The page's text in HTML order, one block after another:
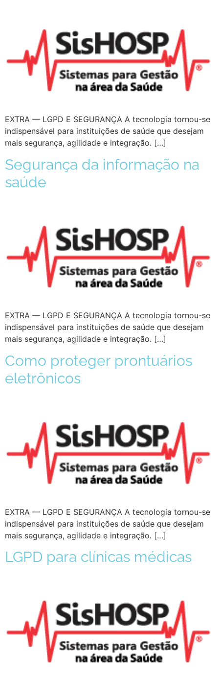
EXTRA — LGPD E SEGURANÇA A tecnologia tornou-se
indispensável para instituições de saúde que desejam
mais segurança, agilidade e integração. […]
Segurança da informação na
saúde
EXTRA — LGPD E SEGURANÇA A tecnologia tornou-se
indispensável para instituições de saúde que desejam
mais segurança, agilidade e integração. […]
Como proteger prontuários
eletrônicos
EXTRA — LGPD E SEGURANÇA A tecnologia tornou-se
indispensável para instituições de saúde que desejam
mais segurança, agilidade e integração. […]
LGPD para clínicas médicas